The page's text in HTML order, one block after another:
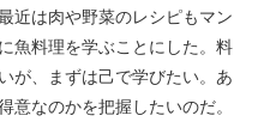
は肉や野菜のレシピもマン
魚料理を学ぶことにした。料
が、まずは己で学びたい。あ
意なのかを把握したいのだ。